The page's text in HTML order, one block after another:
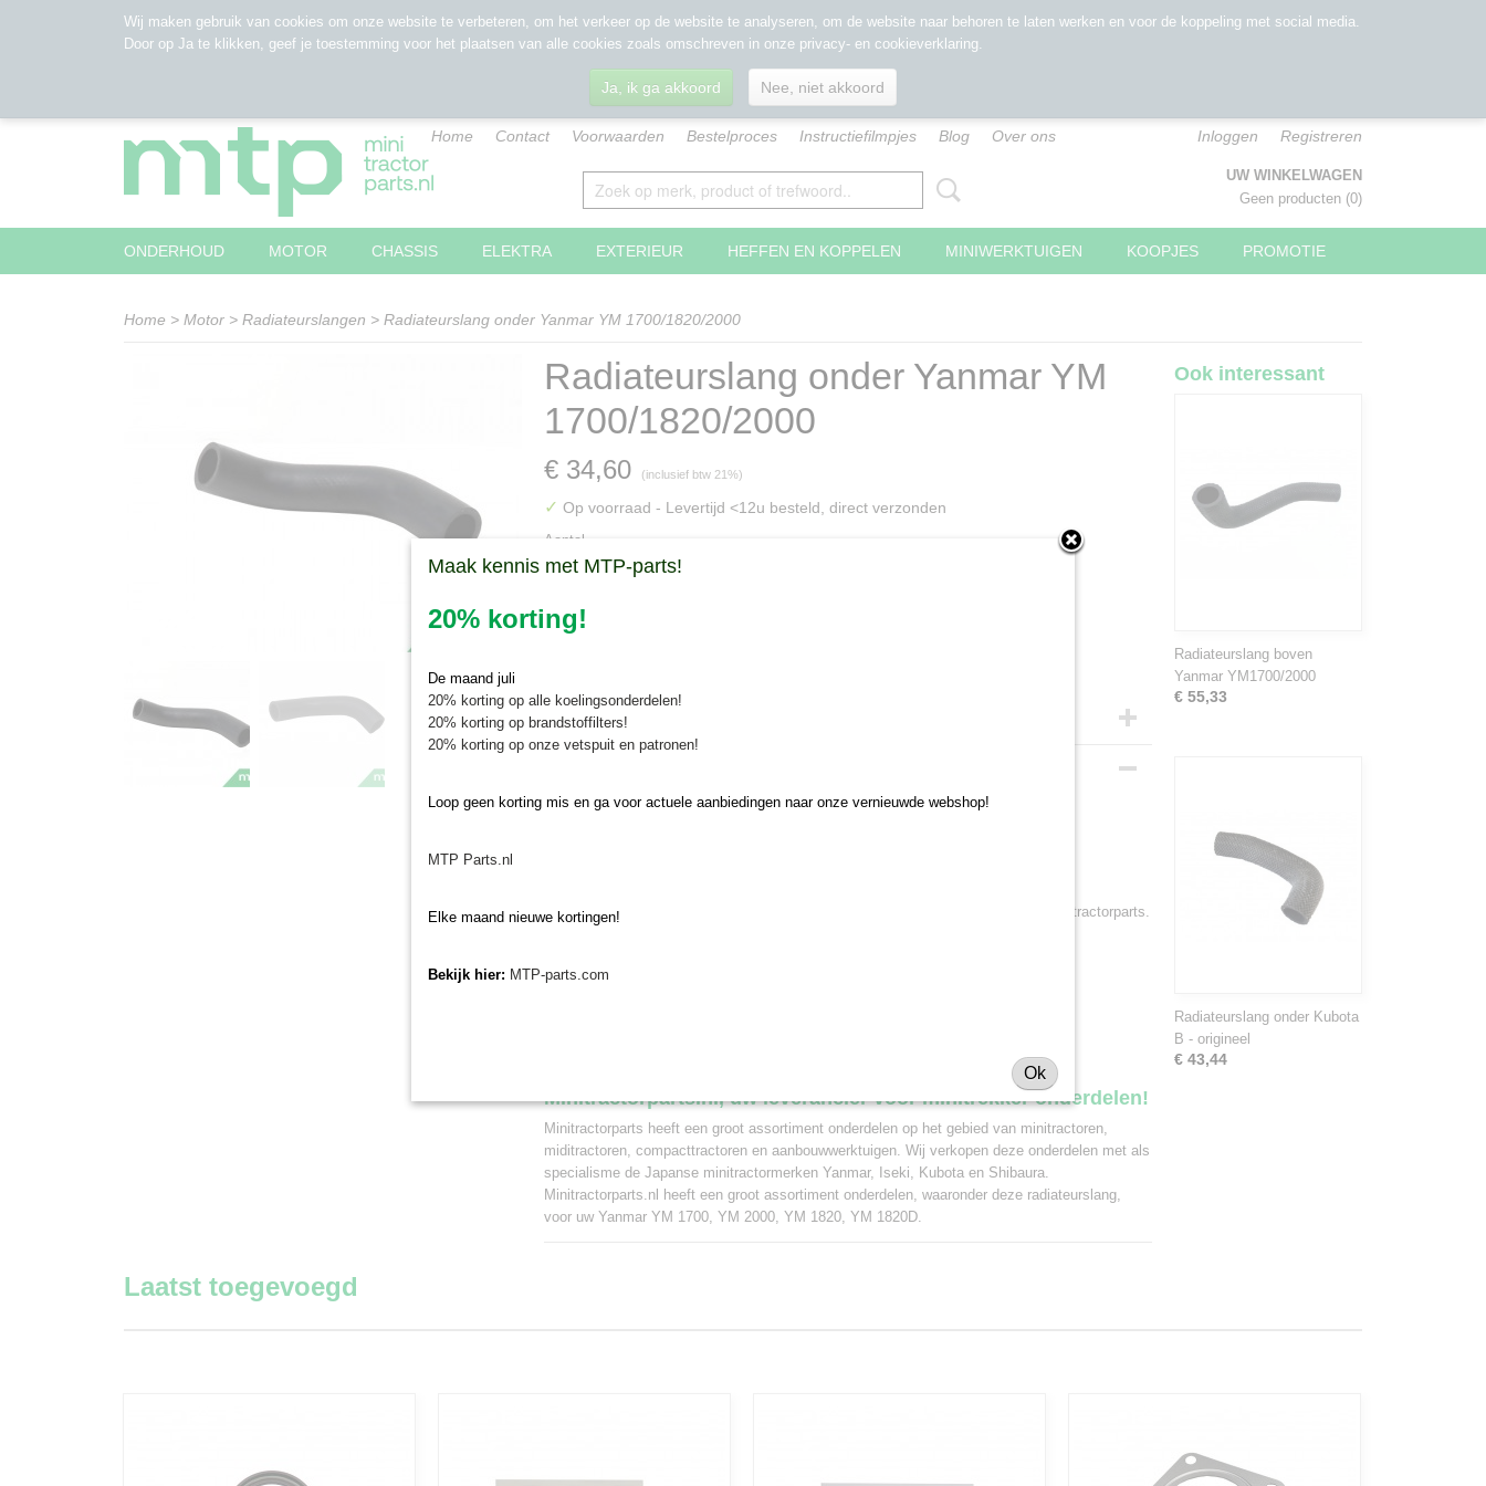
Home Contact Voorwaarden Bestelproces Instructiefilmpjes Blog Over ons Inloggen Registreren
UW WINKELWAGEN
Geen producten (0)
ONDERHOUD MOTOR CHASSIS ELEKTRA EXTERIEUR HEFFEN EN KOPPELEN MINIWERKTUIGEN KOOPJES PROMOTIE
Home > Motor > Radiateurslangen > Radiateurslang onder Yanmar YM 1700/1820/2000
Radiateurslang onder Yanmar YM
1700/1820/2000
€ 34,60 (inclusief btw 21%)
✓ Op voorraad - Levertijd <12u besteld, direct verzonden
Aantal
Specificaties
Bruto gewicht
Een originele radiateurslang onder Yanmar YM koopt u veilig en snel online bij Minitractorparts.
Minitractorparts.nl, uw leverancier voor minitrekker onderdelen!
Minitractorparts heeft een groot assortiment onderdelen op het gebied van minitractoren,
miditractoren, compacttractoren en aanbouwwerktuigen. Wij verkopen deze onderdelen met als
specialisme de Japanse minitractormerken Yanmar, Iseki, Kubota en Shibaura.
Minitractorparts.nl heeft een groot assortiment onderdelen, waaronder deze radiateurslang,
voor uw Yanmar YM 1700, YM 2000, YM 1820, YM 1820D.
Ook interessant
Radiateurslang boven
Yanmar YM1700/2000
€ 55,33
Radiateurslang onder Kubota
B - origineel
€ 43,44
Laatst toegevoegd
Wij maken gebruik van cookies om onze website te verbeteren, om het verkeer op de website te analyseren, om de website naar behoren te laten werken en voor de koppeling met social media.
Door op Ja te klikken, geef je toestemming voor het plaatsen van alle cookies zoals omschreven in onze privacy- en cookieverklaring.
Ja, ik ga akkoord Nee, niet akkoord
Maak kennis met MTP-parts!
20% korting!
De maand juli
20% korting op alle koelingsonderdelen!
20% korting op brandstoffilters!
20% korting op onze vetspuit en patronen!
Loop geen korting mis en ga voor actuele aanbiedingen naar onze vernieuwde webshop!
MTP Parts.nl
Elke maand nieuwe kortingen!
Bekijk hier: MTP-parts.com
Ok